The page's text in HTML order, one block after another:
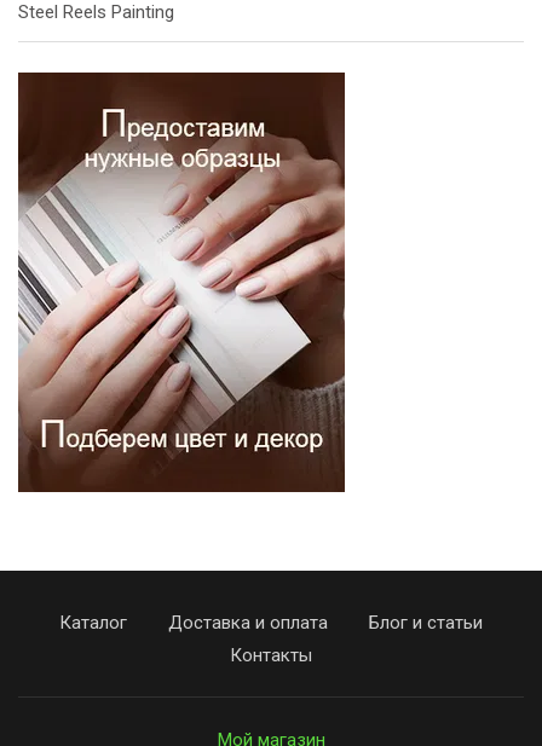
Steel Reels Painting
Каталог Доставка и оплата
Блог и статьи
Контакты
Мой магазин